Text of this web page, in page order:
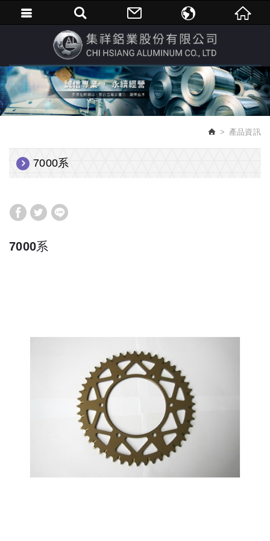
產品資訊
7000系
7000系
繁體中文